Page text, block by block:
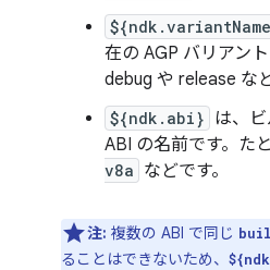
在の AGP バリアン
debug や release な
${ndk.abi} は、
ABI の名前です。た
v8a などです。
注: 複数の ABI で同じ
ることはできないため、